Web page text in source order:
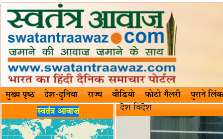
मुख्य पृष्ठ देश-दुनिया राज्य वीडियो फोटो गैलरी पुराने लिंक
स्वतंत्र आवाज़ दॆश‍ विदॆश‌